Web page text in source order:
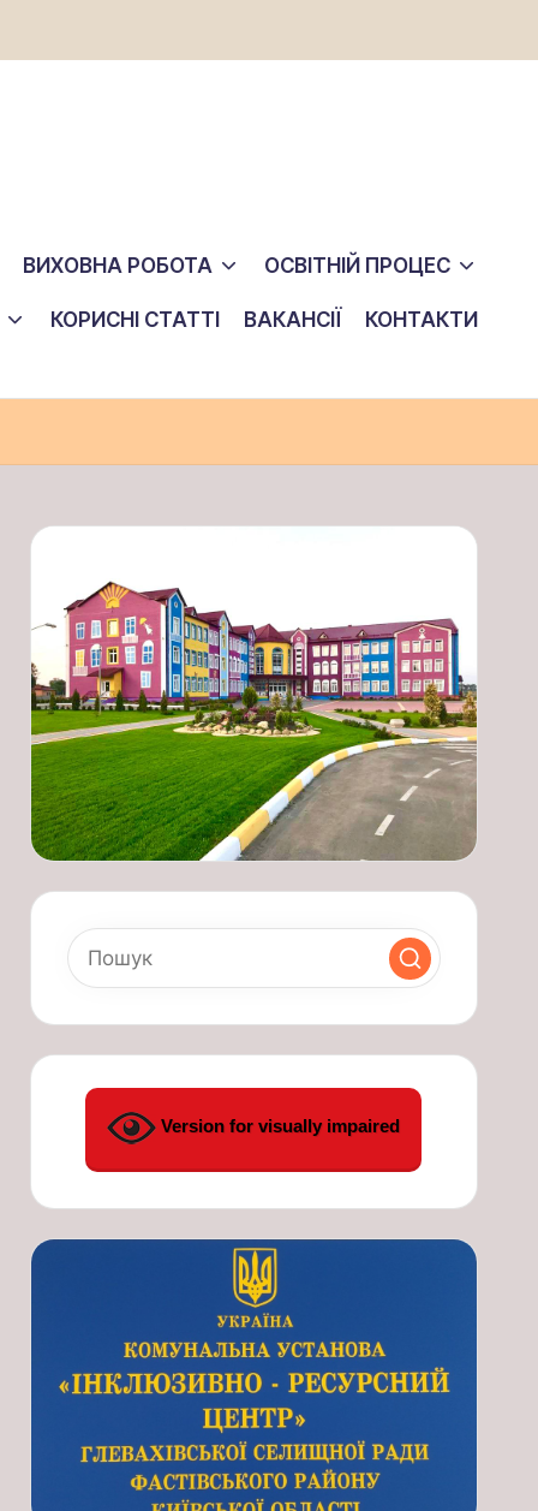
ВИХОВНА РОБОТА ОСВІТНІЙ ПРОЦЕС
КОРИСНІ СТАТТІ ВАКАНСІЇ
КОНТАКТИ
Version for visually impaired